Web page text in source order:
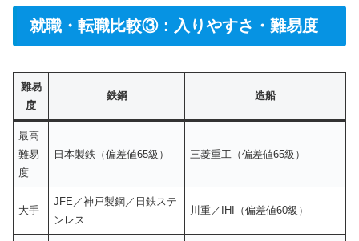
就職・転職比較③：入りやすさ・難易度
難易
度
鉄鋼 造船
最高
難易
度
日本製鉄（偏差値65級） 三菱重工（偏差値65級）
大手
JFE／神戸製鋼／日鉄ステ
ンレス
川重／IHI（偏差値60級）